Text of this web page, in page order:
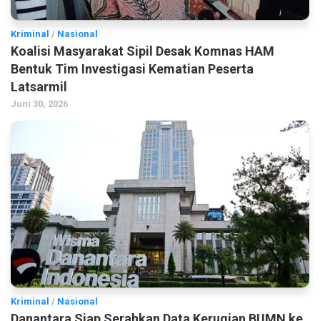
Kriminal / Nasional
Koalisi Masyarakat Sipil Desak Komnas HAM
Bentuk Tim Investigasi Kematian Peserta
Latsarmil
Juni 30, 2026
Kriminal / Nasional